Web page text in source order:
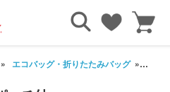
エコバッグ・折りたたみバッグ コン